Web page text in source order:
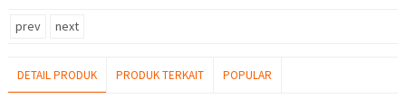
prev next
DETAIL PRODUK PRODUK TERKAIT POPULAR